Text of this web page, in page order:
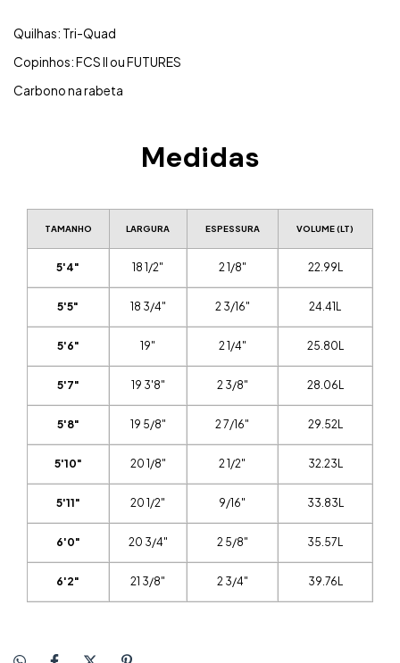
Quilhas: Tri-Quad
Copinhos: FCS II ou FUTURES
Carbono na rabeta
Medidas
TAMANHO LARGURA ESPESSURA VOLUME (LT)
5'4" 18 1/2" 2 1/8" 22.99L
5'5" 18 3/4" 2 3/16" 24.41L
5'6" 19" 2 1/4" 25.80L
5'7" 19 3'8" 2 3/8" 28.06L
5'8" 19 5/8" 2 7/16" 29.52L
5'10" 20 1/8" 2 1/2" 32.23L
5'11" 20 1/2" 9/16" 33.83L
6'0" 20 3/4" 2 5/8" 35.57L
6'2" 21 3/8" 2 3/4" 39.76L